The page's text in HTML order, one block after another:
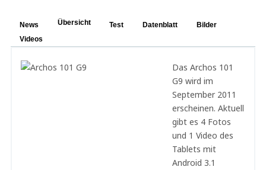
News Übersicht Test Datenblatt
Bilder
Videos
Das Archos 101
G9 wird im
September 2011
erscheinen. Aktuell
gibt es 4 Fotos
und 1 Video des
Tablets mit
Android 3.1